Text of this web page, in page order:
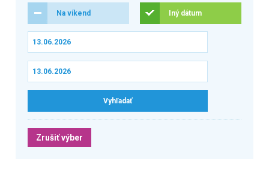
Na víkend Iný dátum
Zrušiť výber